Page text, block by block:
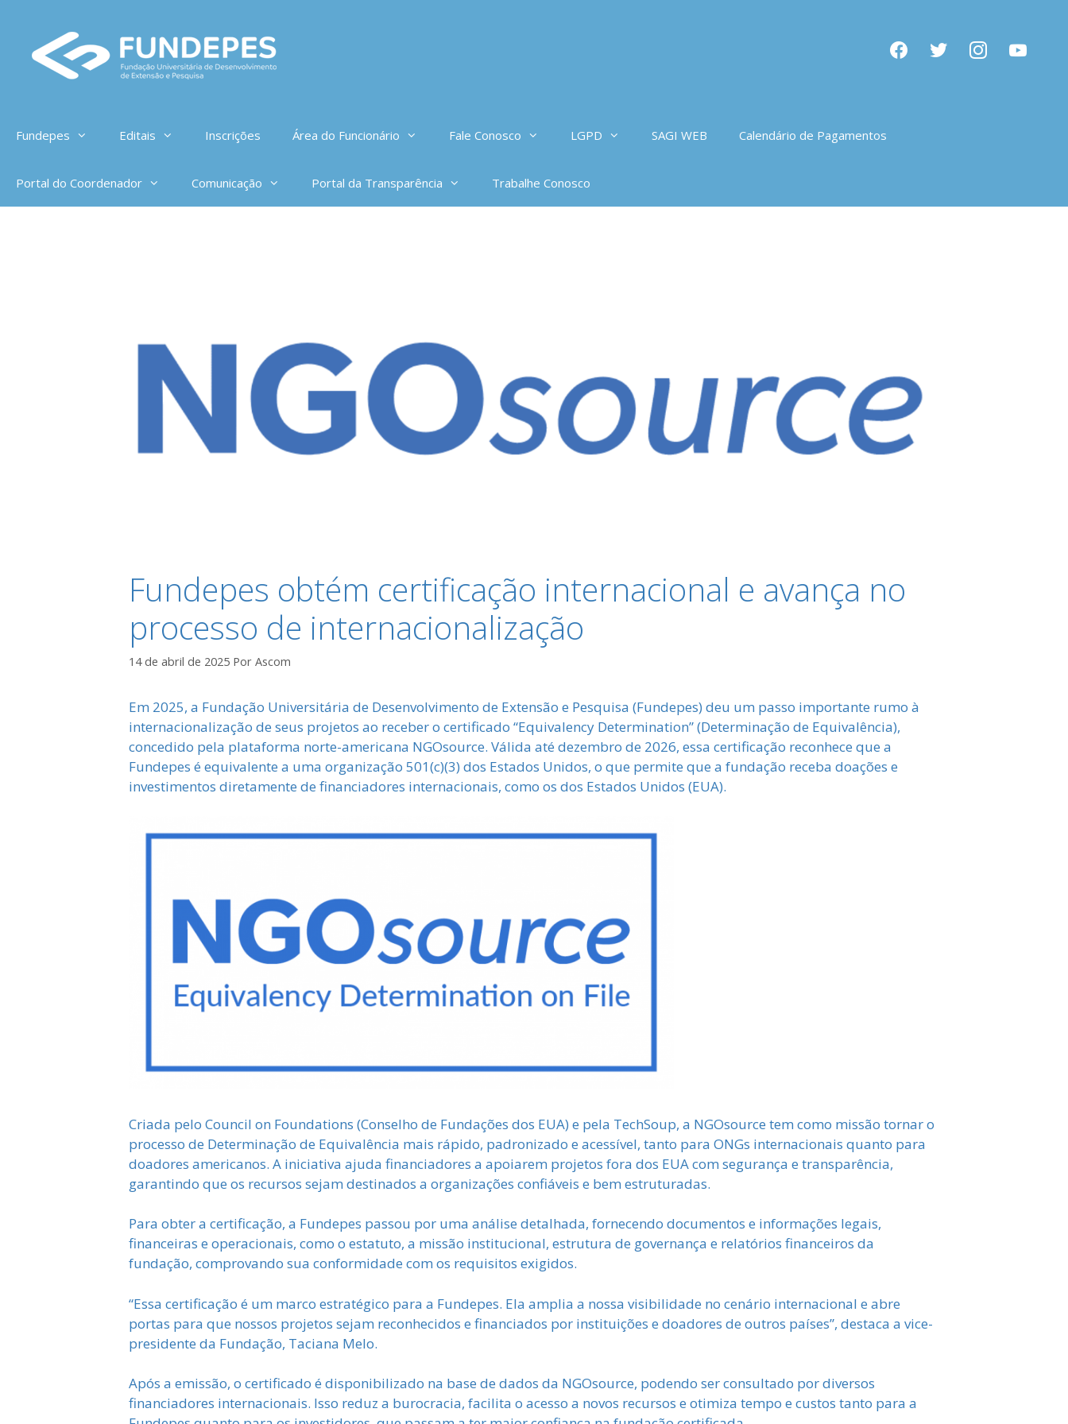
conteúdo
facebooktwitter instagramyoutube
Fundepes Editais Inscrições Área do Funcionário Fale Conosco LGPD SAGI WEB Calendário de Pagamentos
Portal do Coordenador Comunicação Portal da Transparência Trabalhe Conosco
Fundepes obtém certificação internacional e avança no
processo de internacionalização
14 de abril de 2025 Por Ascom
Em 2025, a Fundação Universitária de Desenvolvimento de Extensão e Pesquisa (Fundepes) deu um passo importante rumo à
internacionalização de seus projetos ao receber o certificado “Equivalency Determination” (Determinação de Equivalência),
concedido pela plataforma norte-americana NGOsource. Válida até dezembro de 2026, essa certificação reconhece que a
Fundepes é equivalente a uma organização 501(c)(3) dos Estados Unidos, o que permite que a fundação receba doações e
investimentos diretamente de financiadores internacionais, como os dos Estados Unidos (EUA).
Criada pelo Council on Foundations (Conselho de Fundações dos EUA) e pela TechSoup, a NGOsource tem como missão tornar o
processo de Determinação de Equivalência mais rápido, padronizado e acessível, tanto para ONGs internacionais quanto para
doadores americanos. A iniciativa ajuda financiadores a apoiarem projetos fora dos EUA com segurança e transparência,
garantindo que os recursos sejam destinados a organizações confiáveis e bem estruturadas.
Para obter a certificação, a Fundepes passou por uma análise detalhada, fornecendo documentos e informações legais,
financeiras e operacionais, como o estatuto, a missão institucional, estrutura de governança e relatórios financeiros da
fundação, comprovando sua conformidade com os requisitos exigidos.
“Essa certificação é um marco estratégico para a Fundepes. Ela amplia a nossa visibilidade no cenário internacional e abre
portas para que nossos projetos sejam reconhecidos e financiados por instituições e doadores de outros países”, destaca a vice-
presidente da Fundação, Taciana Melo.
Após a emissão, o certificado é disponibilizado na base de dados da NGOsource, podendo ser consultado por diversos
financiadores internacionais. Isso reduz a burocracia, facilita o acesso a novos recursos e otimiza tempo e custos tanto para a